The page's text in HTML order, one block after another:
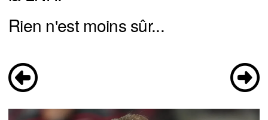
Rien n'est moins sûr...